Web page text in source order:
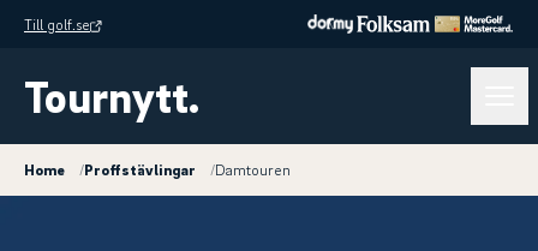
Till golf.se
Tournytt.
Home /Proffstävlingar /Damtouren